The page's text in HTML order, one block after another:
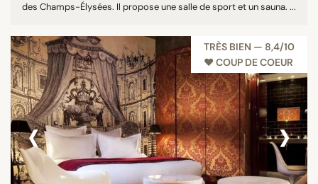
des Champs-Élysées. Il propose une salle de sport et un sauna. ...
TRÈS BIEN — 8,4/10
♥︎ COUP DE COEUR
‹ ›